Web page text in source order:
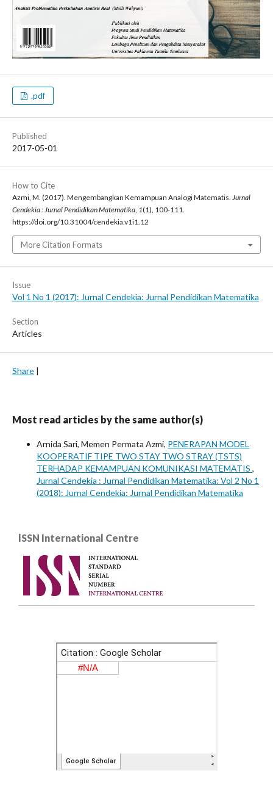
.pdf
Published
2017-05-01
How to Cite
Azmi, M. (2017). Mengembangkan Kemampuan Analogi Matematis. Jurnal
Cendekia : Jurnal Pendidikan Matematika, 1(1), 100-111.
https://doi.org/10.31004/cendekia.v1i1.12
More Citation Formats
Issue
Vol 1 No 1 (2017): Jurnal Cendekia: Jurnal Pendidikan Matematika
Section
Articles
Share |
Most read articles by the same author(s)
Arnida Sari, Memen Permata Azmi, PENERAPAN MODEL
KOOPERATIF TIPE TWO STAY TWO STRAY (TSTS)
TERHADAP KEMAMPUAN KOMUNIKASI MATEMATIS ,
Jurnal Cendekia : Jurnal Pendidikan Matematika: Vol 2 No 1
(2018): Jurnal Cendekia: Jurnal Pendidikan Matematika
lSSN International Centre